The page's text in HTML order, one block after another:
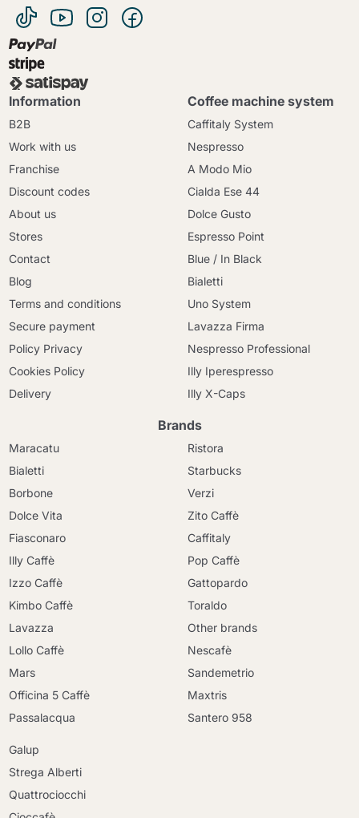
Information
B2B
Work with us
Franchise
Discount codes
About us
Stores
Contact
Blog
Terms and conditions
Secure payment
Policy Privacy
Cookies Policy
Delivery
Coffee machine system
Caffitaly System
Nespresso
A Modo Mio
Cialda Ese 44
Dolce Gusto
Espresso Point
Blue / In Black
Bialetti
Uno System
Lavazza Firma
Nespresso Professional
Illy Iperespresso
Illy X-Caps
Brands
Maracatu
Bialetti
Borbone
Dolce Vita
Fiasconaro
Illy Caffè
Izzo Caffè
Kimbo Caffè
Lavazza
Lollo Caffè
Mars
Officina 5 Caffè
Passalacqua
Ristora
Starbucks
Verzi
Zito Caffè
Caffitaly
Pop Caffè
Gattopardo
Toraldo
Other brands
Nescafè
Sandemetrio
Maxtris
Santero 958
Galup
Strega Alberti
Quattrociocchi